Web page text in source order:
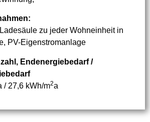
zu jeder Wohneinheit in
PV-Eigenstromanlage
Endenergiebedarf /
/ 27,6 kWh/m2a